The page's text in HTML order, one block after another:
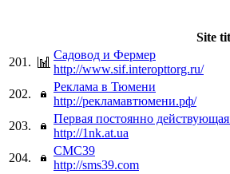
Site
201.
Садовод и Фермер
http://www.sif.interopttorg.ru/
202.
Реклама в Тюмени
http://рекламавтюмени.рф/
203.
Первая постоянно
http://1nk.at.ua
204.
СМС39
http://sms39.com